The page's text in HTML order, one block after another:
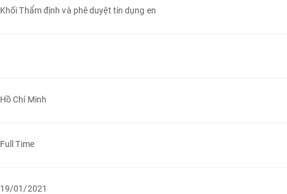
Khối Thẩm định và phê duyệt tín dụng en
Hồ Chí Minh
Full Time
19/01/2021